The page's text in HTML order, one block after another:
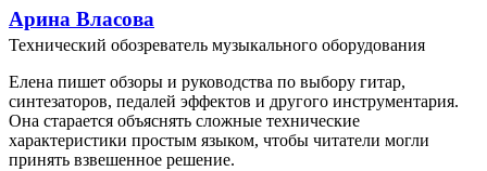
Арина Власова
Технический обозреватель музыкального оборудования
Елена пишет обзоры и руководства по выбору гитар,
синтезаторов, педалей эффектов и другого инструментария.
Она старается объяснять сложные технические
характеристики простым языком, чтобы читатели могли
принять взвешенное решение.